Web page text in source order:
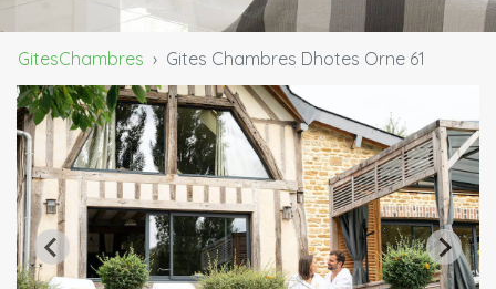
GitesChambres Gites Chambres Dhotes Orne 61